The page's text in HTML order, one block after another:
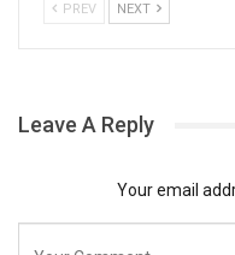
PREV NEXT
Leave A Reply
Your email